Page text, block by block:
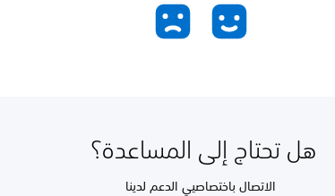
هل تحتاج إلى المساعدة؟
الاتصال باختصاصيي الدعم لدينا